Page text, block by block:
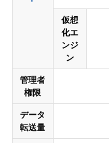
仮想
化エ
ンジ
ン
管理者
権限
データ
転送量